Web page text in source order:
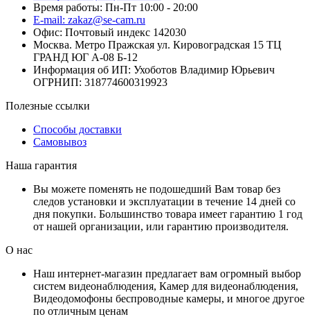
Время работы: Пн-Пт 10:00 - 20:00
E-mail: zakaz@se-cam.ru
Офис: Почтовый индекс 142030
Москва. Метро Пражская ул. Кировоградская 15 ТЦ
ГРАНД ЮГ А-08 Б-12
Информация об ИП: Ухоботов Владимир Юрьевич
ОГРНИП: 318774600319923
Полезные ссылки
Способы доставки
Самовывоз
Наша гарантия
Вы можете поменять не подошедший Вам товар без
следов установки и эксплуатации в течение 14 дней со
дня покупки. Большинство товара имеет гарантию 1 год
от нашей организации, или гарантию производителя.
О нас
Наш интернет-магазин предлагает вам огромный выбор
систем видеонаблюдения, Камер для видеонаблюдения,
Видеодомофоны беспроводные камеры, и многое другое
по отличным ценам